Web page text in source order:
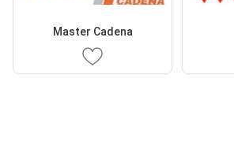
Master Cadena